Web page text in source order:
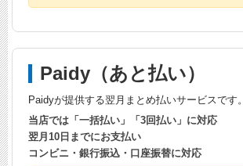
Paidy（あと払い）
Paidyが提供する翌月まとめ払いサービスです。
当店では「一括払い」「3回払い」に対応
翌月10日までにお支払い
コンビニ・銀行振込・口座振替に対応